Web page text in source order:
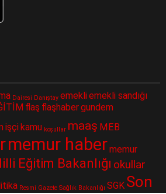
Dairesi Danıştay emekliemekli sandığı
flaş flaşhabergundem
işçikamu koşullar maaş MEB
memur habermemur
Eğitim Bakanlığı okullar
Resmi Gazete Sağlık Bakanlığı SGK Son